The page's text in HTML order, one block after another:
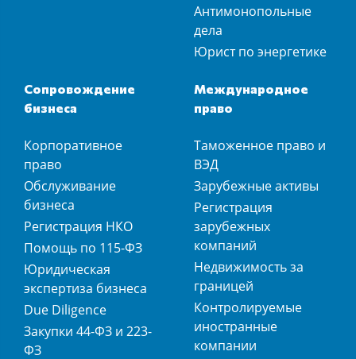
Антимонопольные
дела
Юрист по энергетике
Сопровождение
бизнеса
Корпоративное
право
Обслуживание
бизнеса
Регистрация НКО
Помощь по 115-ФЗ
Юридическая
экспертиза бизнеса
Due Diligence
Закупки 44-ФЗ и 223-
ФЗ
Международное
право
Таможенное право и
ВЭД
Зарубежные активы
Регистрация
зарубежных
компаний
Недвижимость за
границей
Контролируемые
иностранные
компании